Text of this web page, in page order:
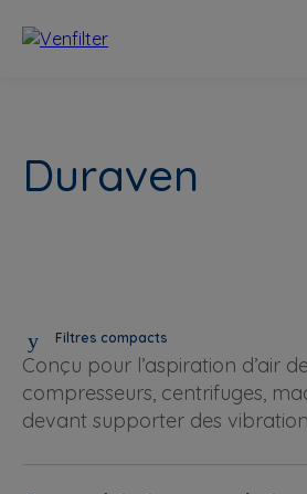
Filtres compacts
Conçu pour l’aspiration d’air
compresseurs, centrifuges,
devant supporter des
Duraven